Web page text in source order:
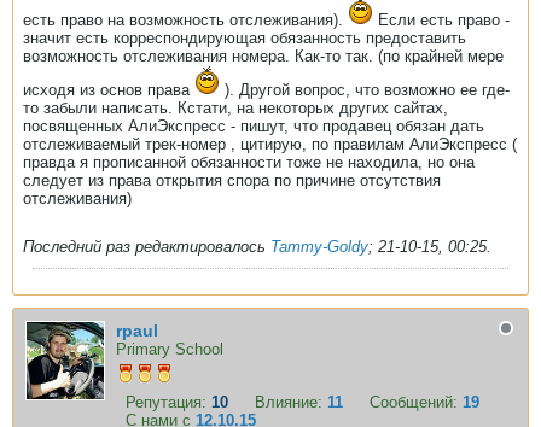
есть право на возможность отслеживания).
Если есть право -
значит есть корреспондирующая обязанность предоставить
возможность отслеживания номера. Как-то так. (по крайней мере
исходя из основ права
). Другой вопрос, что возможно ее где-
то забыли написать. Кстати, на некоторых других сайтах,
посвященных АлиЭкспресс - пишут, что продавец обязан дать
отслеживаемый трек-номер , цитирую, по правилам АлиЭкспресс (
правда я прописанной обязанности тоже не находила, но она
следует из права открытия спора по причине отсутствия
отслеживания)
Последний раз редактировалось Tammy-Goldy; 21-10-15, 00:25.
rpaul
Primary School
Репутация: 10 Влияние: 11 Сообщений: 19
С нами с 12.10.15